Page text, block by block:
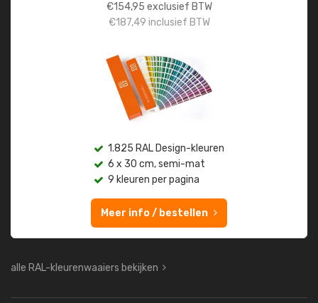
€154,95 exclusief BTW
€187,49 inclusief BTW
1.825 RAL Design-kleuren
6 x 30 cm, semi-mat
9 kleuren per pagina
Meer info / bestellen
alle RAL-kleurenwaaiers bekijken